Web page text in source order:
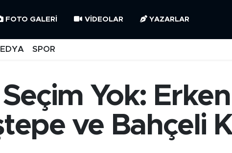
FOTO GALERI VIDEOLAR YAZARLAR
SPOR
Yok:
ve Bahçeli